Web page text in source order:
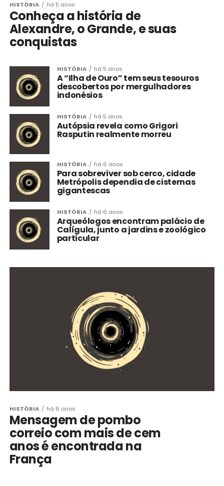
HISTÓRIA há 5 anos
Conheça a história de
Alexandre, o Grande, e suas
conquistas
HISTÓRIA há 5 anos
A “Ilha de Ouro” tem seus tesouros
descobertos por mergulhadores
indonésios
HISTÓRIA há 5 anos
Autópsia revela como Grigori
Rasputin realmente morreu
HISTÓRIA há 6 anos
Para sobreviver sob cerco, cidade
Metrópolis dependia de cisternas
gigantescas
HISTÓRIA há 6 anos
Arqueólogos encontram palácio de
Calígula, junto a jardins e zoológico
particular
HISTÓRIA há 6 anos
Mensagem de pombo
correio com mais de cem
anos é encontrada na
França